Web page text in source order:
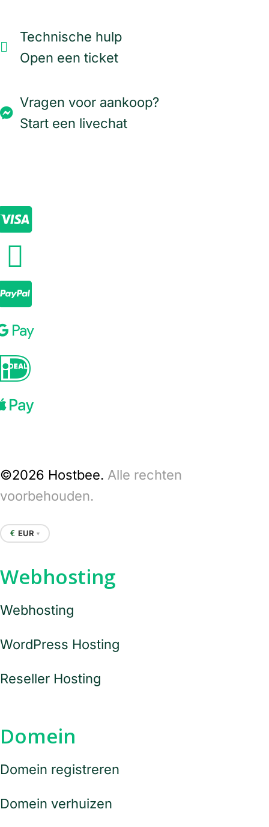
Technische hulp
Open een ticket
Vragen voor aankoop?
Start een livechat
©2026 Hostbee. Alle rechten
voorbehouden.
€ EUR ▼
Webhosting
Webhosting
WordPress Hosting
Reseller Hosting
Domein
Domein registreren
Domein verhuizen